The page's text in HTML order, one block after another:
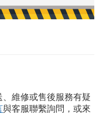
維修或售後服務有疑
與客服聯繫詢問，或來